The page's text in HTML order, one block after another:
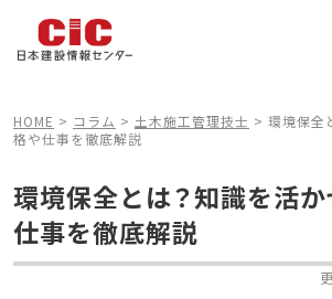
HOME > コラム > 土木施工管理技士 > 環境保全
格や仕事を徹底解説
環境保全とは？知識を活
仕事を徹底解説